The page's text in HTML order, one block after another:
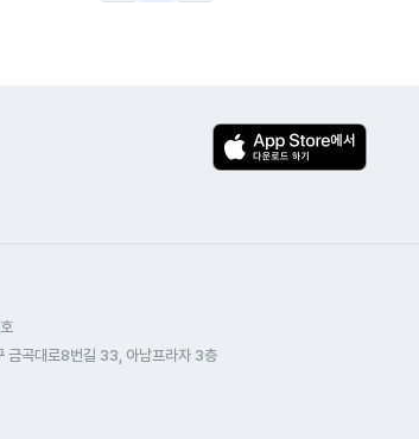
금곡대로8번길 33, 아남프라자 3층